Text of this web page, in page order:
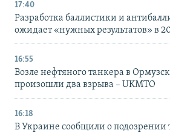
17:40
Разработка баллистики и
ожидает «нужных результатов» в
16:55
Возле нефтяного танкера в
произошли два взрыва – UKMTO
16:18
В Украине сообщили о